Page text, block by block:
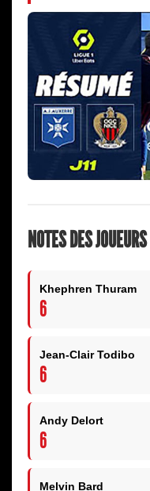
NOTES DES JOUEURS
Khephren Thuram
6
Jean-Clair Todibo
6
Andy Delort
6
Melvin Bard